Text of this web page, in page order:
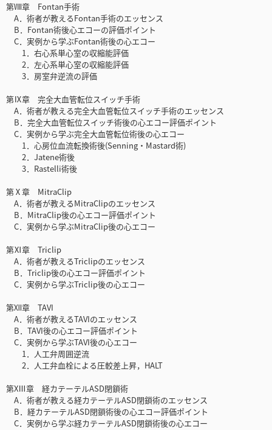
第Ⅷ章 Fontan手術
A．術者が教えるFontan手術のエッセンス
B．Fontan術後心エコーの評価ポイント
C．実例から学ぶFontan術後の心エコー
1．右心系単心室の収縮能評価
2．左心系単心室の収縮能評価
3．房室弁逆流の評価
第Ⅸ章 完全大血管転位スイッチ手術
A．術者が教える完全大血管転位スイッチ手術のエッセンス
B．完全大血管転位スイッチ術後の心エコー評価ポイント
C．実例から学ぶ完全大血管転位術後の心エコー
1．心房位血流転換術後(Senning・Mastard術)
2．Jatene術後
3．Rastelli術後
第Ⅹ章 MitraClip
A．術者が教えるMitraClipのエッセンス
B．MitraClip後の心エコー評価ポイント
C．実例から学ぶMitraClip後の心エコー
第Ⅺ章 Triclip
A．術者が教えるTriclipのエッセンス
B．Triclip後の心エコー評価ポイント
C．実例から学ぶTriclip後の心エコー
第Ⅻ章 TAVI
A．術者が教えるTAVIのエッセンス
B．TAVI後の心エコー評価ポイント
C．実例から学ぶTAVI後の心エコー
1．人工弁周囲逆流
2．人工弁血栓による圧較差上昇，HALT
第XⅢ章 経カテーテルASD閉鎖術
A．術者が教える経カテーテルASD閉鎖術のエッセンス
B．経カテーテルASD閉鎖術後の心エコー評価ポイント
C．実例から学ぶ経カテーテルASD閉鎖術後の心エコー